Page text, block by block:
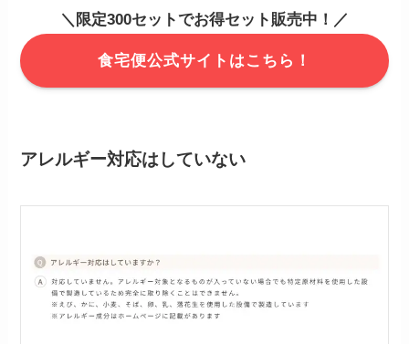
＼限定300セットでお得セット販売中！／
食宅便公式サイトはこちら！
アレルギー対応はしていない